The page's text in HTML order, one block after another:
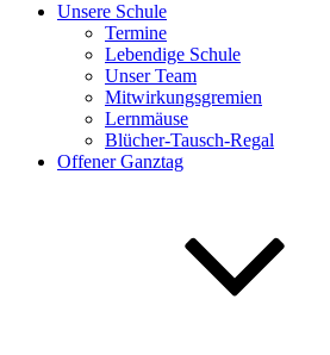
Unsere Schule
Termine
Lebendige Schule
Unser Team
Mitwirkungsgremien
Lernmäuse
Blücher-Tausch-Regal
Offener Ganztag